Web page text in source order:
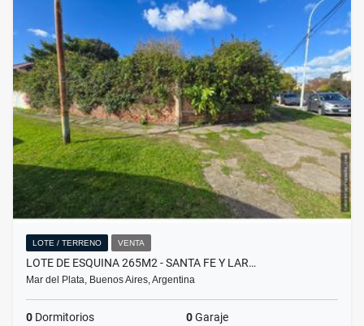
LOTE / TERRENO VENTA
LOTE DE ESQUINA 265M2 - SANTA FE Y LAR…
Mar del Plata, Buenos Aires, Argentina
0 Dormitorios 0Garaje